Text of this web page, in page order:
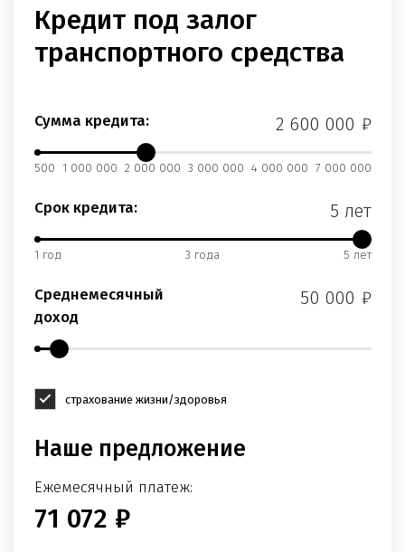
Кредит под залог
транспортного средства
Сумма кредита: ₽
500 1 000 000 2 000 000 3 000 000 4 000 000 7 000 000
Срок кредита: 5 лет
1 год 3 года 5 лет
Среднемесячный
доход
₽
страхование жизни/здоровья
Наше предложение
Ежемесячный платеж:
71 072 ₽